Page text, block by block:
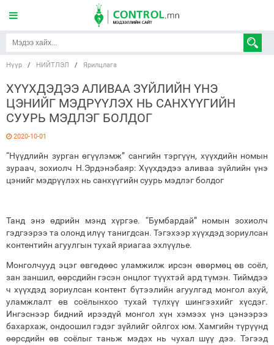
Нүүр / НИЙТЛЭЛ / Ярилцлага
ХҮҮХДЭДЭЭ АЛИВАА ЗҮЙЛИЙН ҮНЭ
ЦЭНИЙГ МЭДРҮҮЛЭХ НЬ САНХҮҮГИЙН
СУУРЬ МЭДЛЭГ БОЛДОГ
2020-10-01
“Нүүдлийн зурган өгүүлэмж” сангийн тэргүүн, хүүхдийн номын
зураач, зохиолч Н.Эрдэнэбаяр: Хүүхдэдээ аливаа зүйлийн үнэ
цэнийг мэдрүүлэх нь санхүүгийн суурь мэдлэг болдог
Танд энэ өдрийн мэнд хүргэе. “Бумбардай” номын зохиолч
гэдгээрээ та олонд илүү танигдсан. Тэгэхээр хүүхдэд зориулсан
контентийн агуулгын тухай яриагаа эхлүүлье.
Монголчууд эцэг өвгөдөөс уламжилж ирсэн өвөрмөц өв соёл,
зан заншил, өөрсдийн гэсэн онцлог түүхтэй ард түмэн. Тиймдээ
ч хүүхдэд зориулсан контент бүтээлийн агуулгад монгол ахуй,
уламжлалт өв соёлынхоо тухай түлхүү шингээхийг хүсдэг.
Ингэснээр бидний ирээдүй монгол хүн хэмээх үнэ цэнээрээ
бахархаж, ондоошил гэдэг зүйлийг ойлгох юм. Хамгийн түрүүнд
өөрсдийн өв соёлыг таньж мэдэх нь чухал шүү дээ. Тэгээд